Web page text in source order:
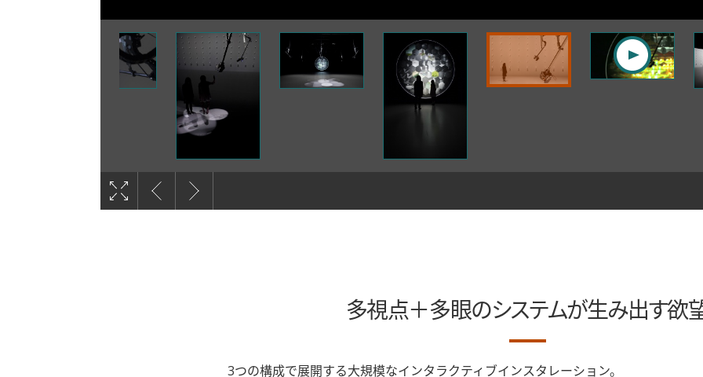
多視点＋多眼のシステムが生み出す欲
3つの構成で展開する大規模なインタラクティブインスタレーション。